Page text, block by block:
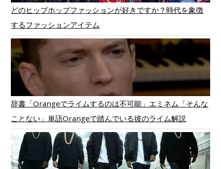
どのヒップホップファッションが好きですか？時代を象徴
するファッションアイテム
辞書「Orangeでライムするのは不可能」エミネム「そんな
ことない」単語Orangeで踏んでいる彼のライム解説